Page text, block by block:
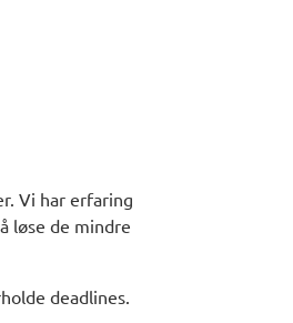
Vi har erfaring
løse de mindre
deadlines.